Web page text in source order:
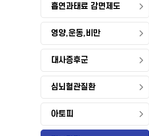
흡연과태료 감면제도
영양,운동,비만
대사증후군
심뇌혈관질환
아토피